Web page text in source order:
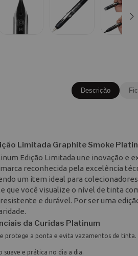
Descrição
Limitada Graphite Smoke
Edição Limitada une inovação e
reconhecida pela excelência
um item ideal para
que você visualize o nível de tinta
e durável. Por ser uma
da Curidas Platinum
protege a ponta e evita vazamentos de tinta.
suave e prática no dia a dia.